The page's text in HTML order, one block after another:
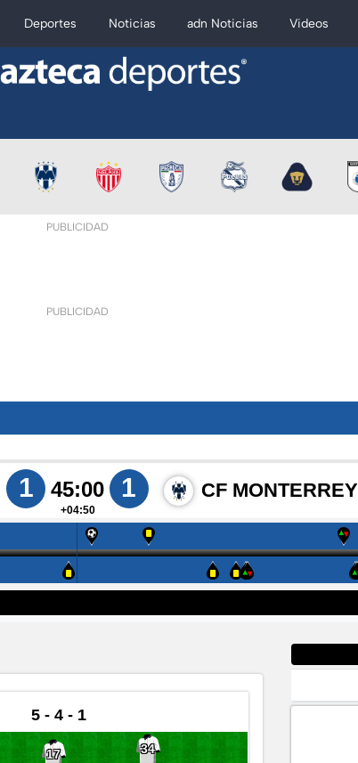
Deportes Noticias adn Noticias Videos
PUBLICIDAD
PUBLICIDAD
1 45:00
+04:50
1 CF MONTERREY
5 - 4 - 1
34
17